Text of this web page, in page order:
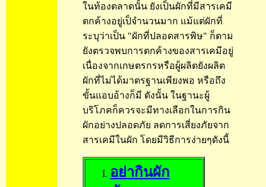
ในท้องตลาดนั้น ยังเป็นผักที่มีสารเคมี
ตกค้างอยู่เป็จำนวนมาก แม้แต่ผักที่
ระบุว่าเป็น "ผักที่ปลอดสารพิษ" ก็ตาม
ยังตรวจพบการตกค้างของสารเคมีอยู่
เนื่องจากเกษตรกรหรือผู้ผลิตยังผลิต
ผักที่ไม่ได้มาตรฐานเพียงพอ หรือถึง
ขั้นแอบอ้างก็มี ดังนั้น ในฐานะผู้
บริโภคก็ควรจะมีทางเลือกในการกิน
ผักอย่างปลอดภัย ลดการเสี่ยงภัยจาก
สารเคมีในผัก โดยมีวิธีการง่ายๆดังนี้
อย่ากินผัก